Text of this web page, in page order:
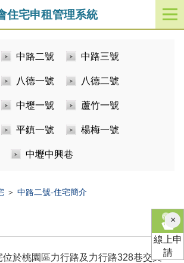
住宅申租管理系統
開
啟
中路二號 中路三號
八德一號 八德二號
中壢一號 蘆竹一號
平鎮一號 楊梅一號
中壢中興巷
＞ 中路二號-住宅簡介
位於桃園區力行路及力行路328巷交叉
×關
閉
線上申
請